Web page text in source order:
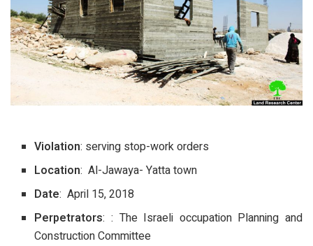
Violation: serving stop-work orders
Location: Al-Jawaya- Yatta town
Date: April 15, 2018
Perpetrators: : The Israeli occupation Planning and
Construction Committee